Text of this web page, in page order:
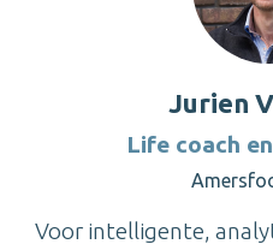
Jurien
Life coach
Voor intelligente,